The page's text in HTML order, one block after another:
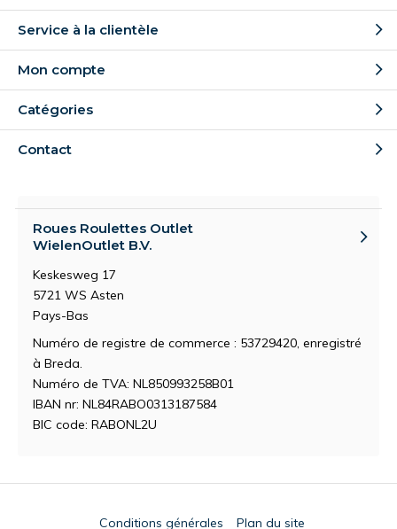
Service à la clientèle
Mon compte
Catégories
Contact
Roues Roulettes Outlet
WielenOutlet B.V.
Keskesweg 17
5721 WS Asten
Pays-Bas
Numéro de registre de commerce : 53729420, enregistré
à Breda.
Numéro de TVA: NL850993258B01
IBAN nr: NL84RABO0313187584
BIC code: RABONL2U
Conditions générales Plan du site